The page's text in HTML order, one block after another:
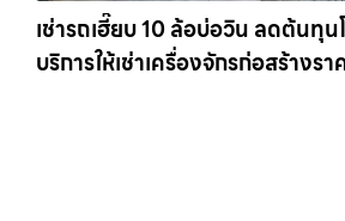
เช่ารถเฮี๊ยบ 10 ล้อบ่อวิน ลดต้นทุน
บริการให้เช่าเครื่องจักรก่อสร้างร